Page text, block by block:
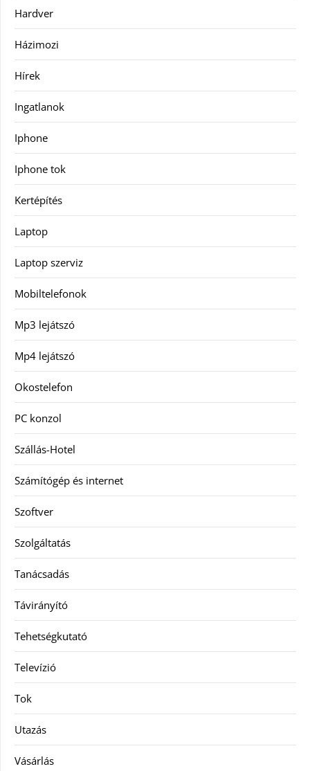
Hardver
Házimozi
Hírek
Ingatlanok
Iphone
Iphone tok
Kertépítés
Laptop
Laptop szerviz
Mobiltelefonok
Mp3 lejátszó
Mp4 lejátszó
Okostelefon
PC konzol
Szállás-Hotel
Számítógép és internet
Szoftver
Szolgáltatás
Tanácsadás
Távirányító
Tehetségkutató
Televízió
Tok
Utazás
Vásárlás